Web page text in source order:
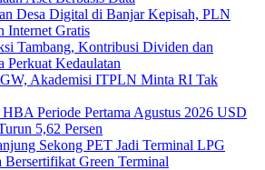
Desa Digital di Banjar Kepisah, PLN
Internet Gratis
Tambang, Kontribusi Dividen dan
Perkuat Kedaulatan
Akademisi ITPLN Minta RI Tak
Periode Pertama Agustus 2026 USD
5,62 Persen
Sekong PET Jadi Terminal LPG
Bersertifikat Green Terminal